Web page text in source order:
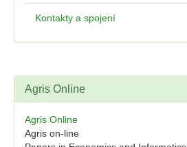
Kontakty a spojení
Agris Online
Agris Online
Agris on-line